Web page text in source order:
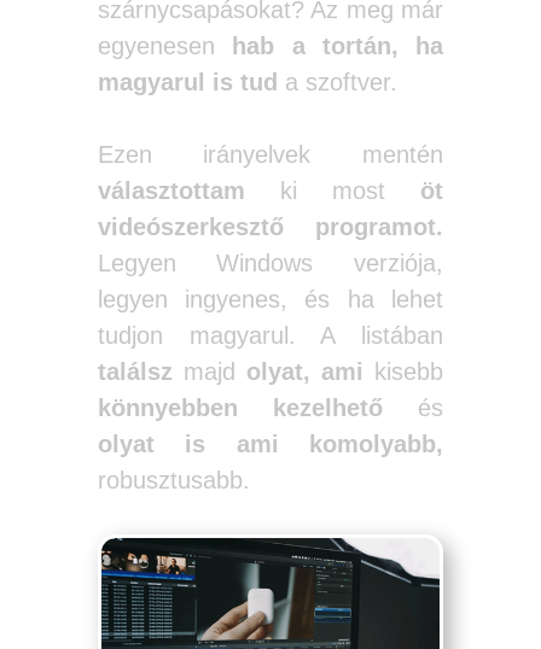
szárnycsapásokat? Az meg már
egyenesen
hab a tortán, ha
magyarul is tud a szoftver.
Ezen irányelvek mentén
választottam ki most öt
videószerkesztő programot.
Legyen Windows verziója,
legyen ingyenes, és ha lehet
tudjon magyarul. A listában
találsz majd olyat, ami kisebb
könnyebben kezelhető és
olyat is
ami komolyabb,
robusztusabb.